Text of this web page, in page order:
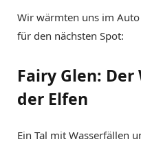
Wir wärmten uns im
für den nächsten Spot:
Fairy Glen:
der Elfen
Ein Tal mit Wasserfällen